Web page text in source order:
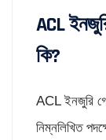
ACL
কি?
ACL ইনজুরি
নিম্নলিখিত